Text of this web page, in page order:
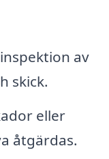
av
skick.
eller
åtgärdas.